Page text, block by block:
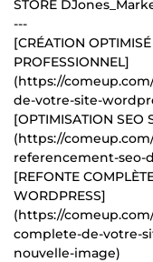
STORE
---
[CRÉATION
PROFESSIONNEL]
(https://
de-votre-site-
[OPTIMISATION SEO
(https://
referencement-seo-
[REFONTE
WORDPRESS]
(https://
complete-de-votre-
nouvelle-image)